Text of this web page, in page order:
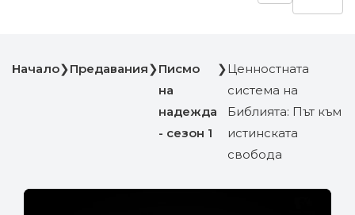
Начало❯Предавания❯Писмо
на
надежда
- сезон 1
❯Ценностната
система на
Библията: Път към
истинската
свобода